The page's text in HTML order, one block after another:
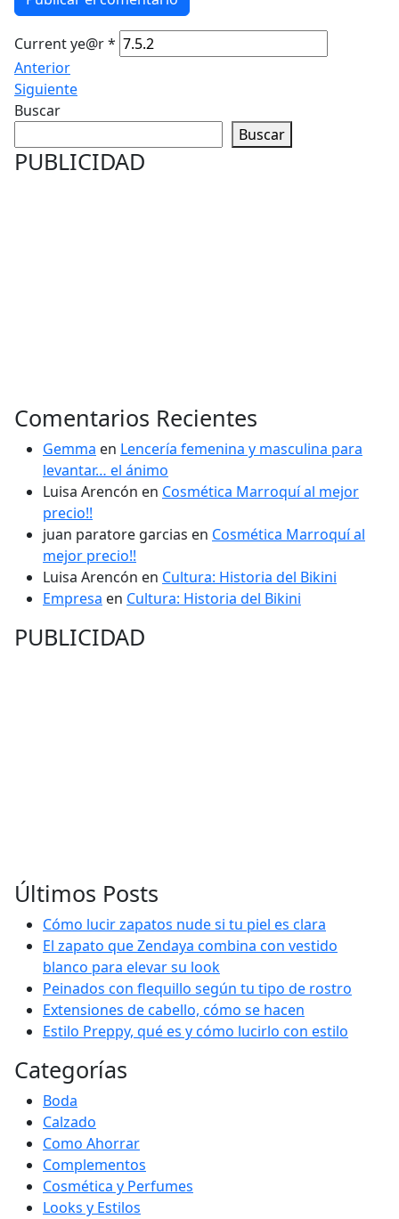
Current ye@r*
Anterior
Siguiente
Buscar
Buscar
PUBLICIDAD
Comentarios Recientes
Gemma en Lencería femenina y masculina para
levantar… el ánimo
Luisa Arencón en Cosmética Marroquí al mejor
precio!!
juan paratore garcias en Cosmética Marroquí al
mejor precio!!
Luisa Arencón en Cultura: Historia del Bikini
Empresa en Cultura: Historia del Bikini
PUBLICIDAD
Últimos Posts
Cómo lucir zapatos nude si tu piel es clara
El zapato que Zendaya combina con vestido
blanco para elevar su look
Peinados con flequillo según tu tipo de rostro
Extensiones de cabello, cómo se hacen
Estilo Preppy, qué es y cómo lucirlo con estilo
Categorías
Boda
Calzado
Como Ahorrar
Complementos
Cosmética y Perfumes
Looks y Estilos